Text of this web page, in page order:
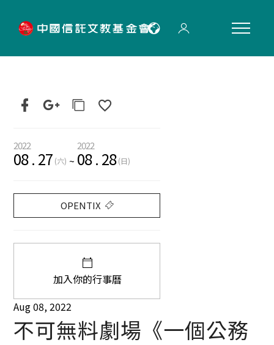
2022
08. 27 (六) ~
2022
08. 28 (日)
OPENTIX
加入你的行事曆
Aug 08, 2022
不可無料劇場《一個公務